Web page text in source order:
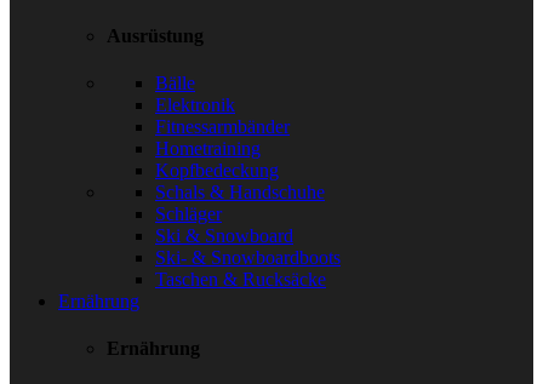
Ausrüstung
Bälle
Elektronik
Fitnessarmbänder
Hometraining
Kopfbedeckung
Schals & Handschuhe
Schläger
Ski & Snowboard
Ski- & Snowboardboots
Taschen & Rucksäcke
Ernährung
Ernährung